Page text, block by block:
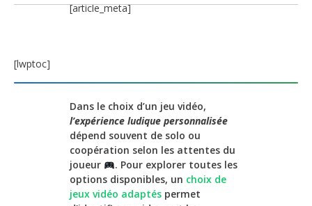
[article_meta]
[lwptoc]
Dans le choix d’un jeu vidéo,
l’expérience ludique personnalisée
dépend souvent de solo ou
coopération selon les attentes du
joueur
. Pour explorer toutes les
options disponibles, un choix de
jeux vidéo adaptés permet